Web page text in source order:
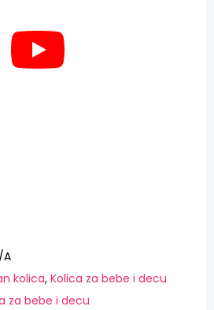
A
kolica, Kolica za bebe i decu
za bebe i decu